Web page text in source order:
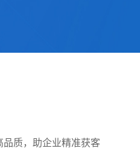
质，助企业精准获客